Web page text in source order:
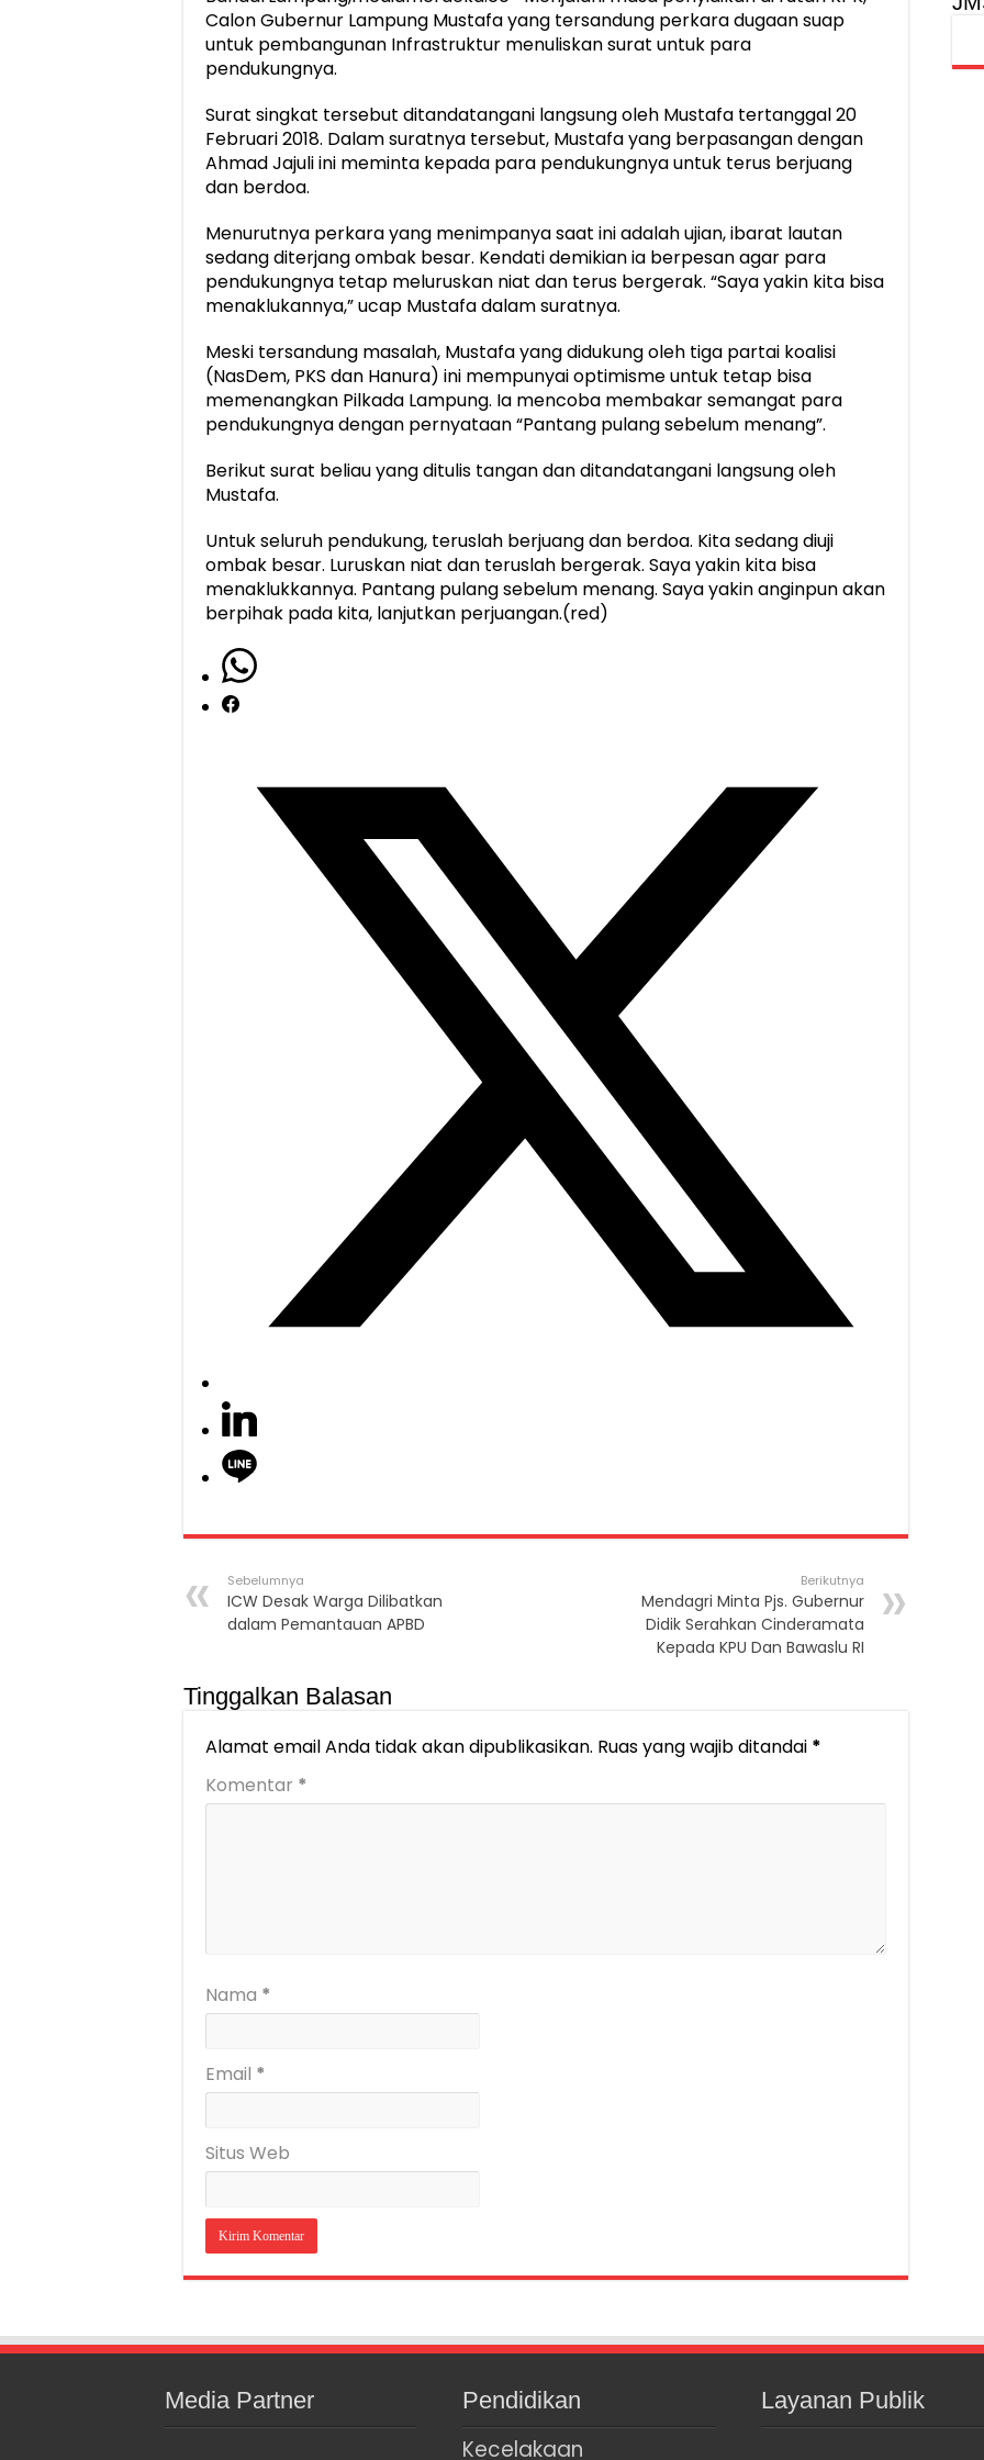
Calon Gubernur Lampung Mustafa yang tersandung perkara dugaan suap
untuk pembangunan Infrastruktur menuliskan surat untuk para
pendukungnya.
Surat singkat tersebut ditandatangani langsung oleh Mustafa tertanggal 20
Februari 2018. Dalam suratnya tersebut, Mustafa yang berpasangan dengan
Ahmad Jajuli ini meminta kepada para pendukungnya untuk terus berjuang
dan berdoa.
Menurutnya perkara yang menimpanya saat ini adalah ujian, ibarat lautan
sedang diterjang ombak besar. Kendati demikian ia berpesan agar para
pendukungnya tetap meluruskan niat dan terus bergerak. “Saya yakin kita bisa
menaklukannya,” ucap Mustafa dalam suratnya.
Meski tersandung masalah, Mustafa yang didukung oleh tiga partai koalisi
(NasDem, PKS dan Hanura) ini mempunyai optimisme untuk tetap bisa
memenangkan Pilkada Lampung. Ia mencoba membakar semangat para
pendukungnya dengan pernyataan “Pantang pulang sebelum menang”.
Berikut surat beliau yang ditulis tangan dan ditandatangani langsung oleh
Mustafa.
Untuk seluruh pendukung, teruslah berjuang dan berdoa. Kita sedang diuji
ombak besar. Luruskan niat dan teruslah bergerak. Saya yakin kita bisa
menaklukkannya. Pantang pulang sebelum menang. Saya yakin anginpun akan
berpihak pada kita, lanjutkan perjuangan.(red)
Sebelumnya
ICW Desak Warga Dilibatkan
dalam Pemantauan APBD
Berikutnya
Mendagri Minta Pjs. Gubernur
Didik Serahkan Cinderamata
Kepada KPU Dan Bawaslu RI
Tinggalkan Balasan
Alamat email Anda tidak akan dipublikasikan. Ruas yang wajib ditandai *
Komentar *
Nama *
Email *
Situs Web
Media Partner Pendidikan
Kecelakaan
Layanan Publik